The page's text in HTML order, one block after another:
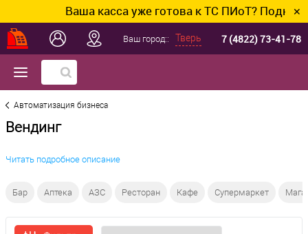
Ваша касса уже готова к ТС ПИоТ? ✕
Ваш город:: Тверь 7 (4822) 73-41-78
Автоматизация бизнеса
Вендинг
Читать подробное описание
Бар Аптека АЗС Ресторан Кафе Супермаркет